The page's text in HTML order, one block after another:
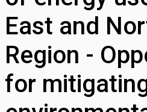
East and
Region -
for